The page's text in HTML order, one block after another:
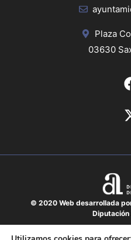
Plaza
03630
© 2020 Web desarrollada